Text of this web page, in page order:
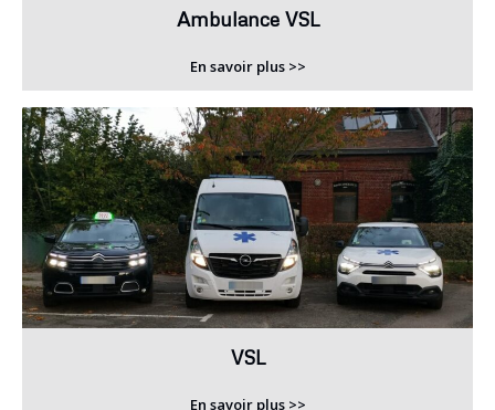
Ambulance VSL
En savoir plus >>
VSL
En savoir plus >>